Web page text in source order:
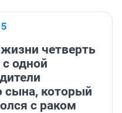
четверть
одной
сына, который
с раком